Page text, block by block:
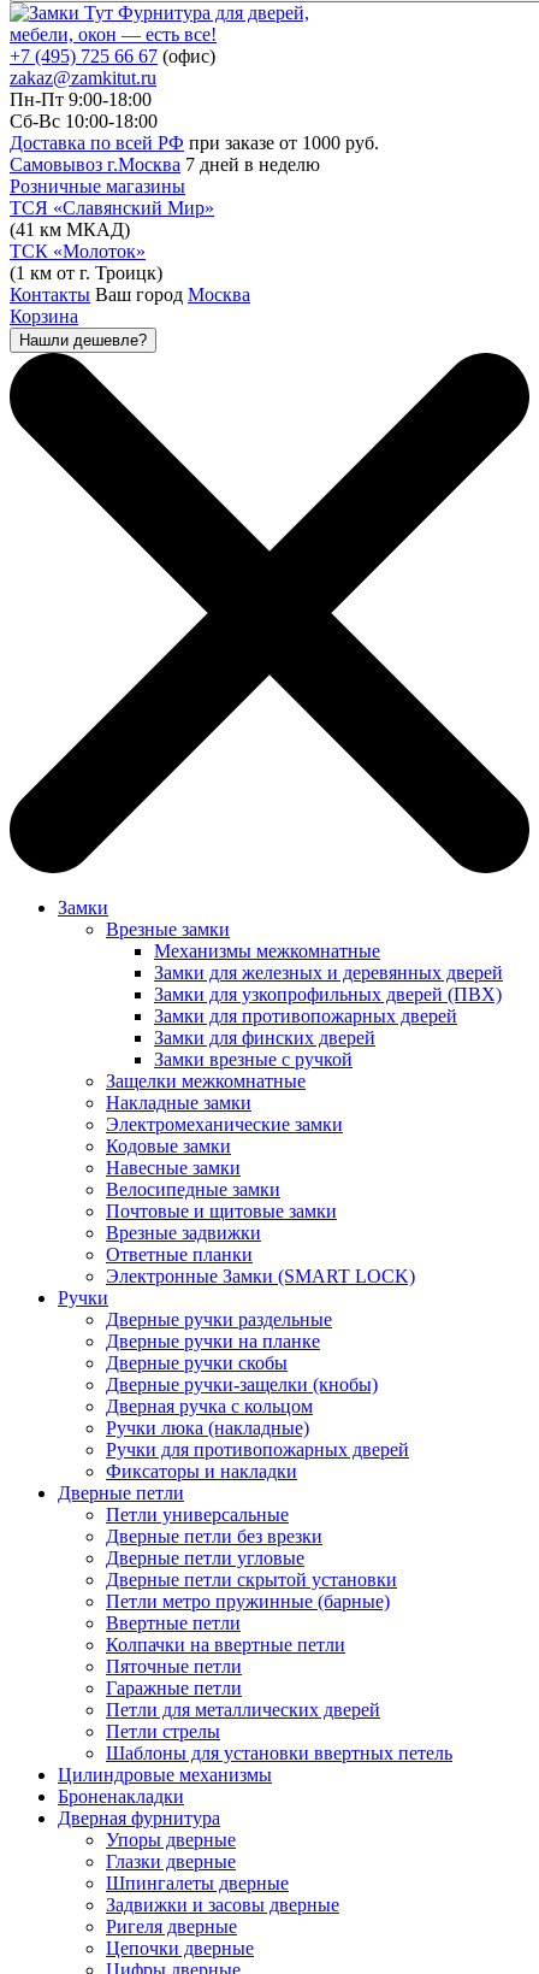
Фурнитура для дверей,
мебели, окон — есть все!
+7 (495) 725 66 67 (офис)
zakaz@zamkitut.ru
Пн-Пт 9:00-18:00
Сб-Вс 10:00-18:00
Доставка по всей РФ при заказе от 1000 руб.
Самовывоз г.Москва 7 дней в неделю
Розничные магазины
ТСЯ «Славянский Мир»
(41 км МКАД)
ТСК «Молоток»
(1 км от г. Троицк)
Контакты Ваш город Москва
Корзина
Нашли дешевле?
Замки
Врезные замки
Механизмы межкомнатные
Замки для железных и деревянных дверей
Замки для узкопрофильных дверей (ПВХ)
Замки для противопожарных дверей
Замки для финских дверей
Замки врезные с ручкой
Защелки межкомнатные
Накладные замки
Электромеханические замки
Кодовые замки
Навесные замки
Велосипедные замки
Почтовые и щитовые замки
Врезные задвижки
Ответные планки
Электронные Замки (SMART LOCK)
Ручки
Дверные ручки раздельные
Дверные ручки на планке
Дверные ручки скобы
Дверные ручки-защелки (кнобы)
Дверная ручка с кольцом
Ручки люка (накладные)
Ручки для противопожарных дверей
Фиксаторы и накладки
Дверные петли
Петли универсальные
Дверные петли без врезки
Дверные петли угловые
Дверные петли скрытой установки
Петли метро пружинные (барные)
Ввертные петли
Колпачки на ввертные петли
Пяточные петли
Гаражные петли
Петли для металлических дверей
Петли стрелы
Шаблоны для установки ввертных петель
Цилиндровые механизмы
Броненакладки
Дверная фурнитура
Упоры дверные
Глазки дверные
Шпингалеты дверные
Задвижки и засовы дверные
Ригеля дверные
Цепочки дверные
Цифры дверные